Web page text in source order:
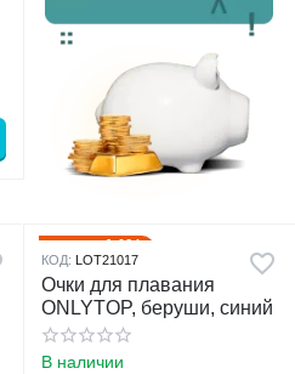
14%
КОД: LOT21017
Очки для плавания
ONLYTOP, беруши, синий
В наличии